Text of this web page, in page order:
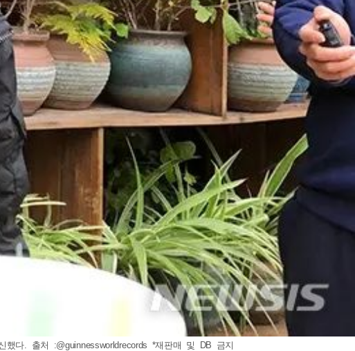
다. 출처 :@guinnessworldrecords *재판매 및 DB 금지